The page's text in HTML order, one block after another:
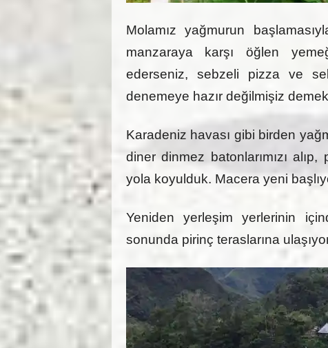
Molamız yağmurun
manzaraya karşı öğlen
ederseniz, sebzeli pizza ve
denemeye hazır değilmişiz
Karadeniz havası gibi birden
diner dinmez batonlarımızı
yola koyulduk. Macera yeni
Yeniden yerleşim yerlerinin
sonunda pirinç teraslarına